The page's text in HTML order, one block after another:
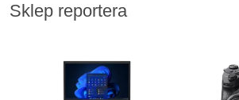
Sklep reportera